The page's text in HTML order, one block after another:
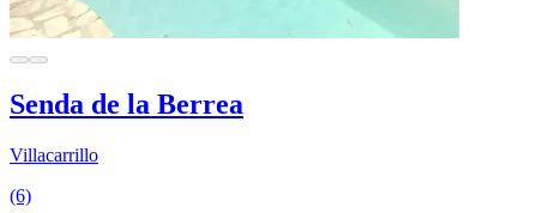
Senda de la Berrea
Villacarrillo
(6)